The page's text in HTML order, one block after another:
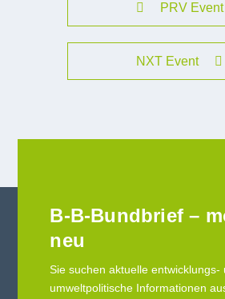
PRV Event
NXT Event
B-B-Bundbrief –
neu
Sie suchen aktuelle entwicklungs-
umweltpolitische Informationen